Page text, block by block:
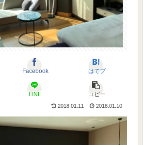
Facebook はてブ
LINE コピー
2018.01.11 2018.01.10